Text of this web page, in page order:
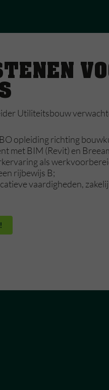
Utiliteitsbouw
opleiding richting
met BIM (Revit) en
als
rijbewijs B;
vaardigheden,